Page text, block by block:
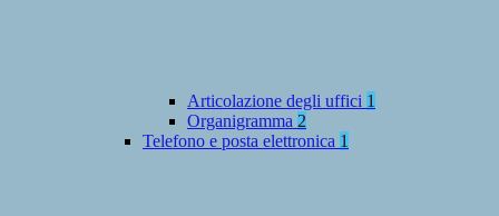
Articolazione degli uffici 1
Organigramma 2
Telefono e posta elettronica 1